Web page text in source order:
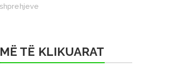
MË TË KLIKUARAT